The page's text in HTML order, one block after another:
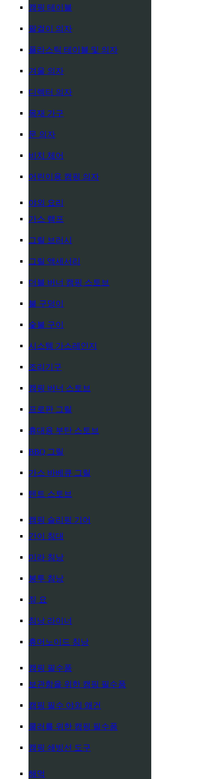
캠핑 테이블
팔걸이 의자
플라스틱 테이블 및 의자
겨울 의자
디렉터 의자
목재 가구
문 의자
비치 체어
어린이용 캠핑 의자
야외 요리
가스 램프
그릴 브러시
그릴 액세서리
더블 버너 캠핑 스토브
불 구덩이
숯불 구이
시스템 가스레인지
조리기구
캠핑 버너 스토브
프로판 그릴
휴대용 부탄 스토브
BBQ 그릴
가스 바베큐 그릴
텐트 스토브
캠핑 슬리핑 기어
간이 침대
미라 침낭
봉투 침낭
짚 요
침낭 라이너
휴머노이드 침낭
캠핑 필수품
보관함을 위한 캠핑 필수품
캠핑 필수 야외 왜건
쿨러를 위한 캠핑 필수품
캠핑 쇄빙선 도구
해먹